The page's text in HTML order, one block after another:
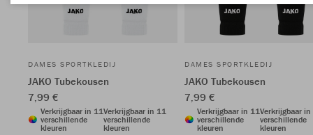
DAMES SPORTKLEDIJ
JAKO Tubekousen
7,99 €
Verkrijgbaar in 11
verschillende
kleuren
Verkrijgbaar in 11
verschillende
kleuren
DAMES SPORTKLEDIJ
JAKO Tubekousen
7,99 €
Verkrijgbaar in 11
verschillende
kleuren
Verkrijgbaar
verschillende
kleuren